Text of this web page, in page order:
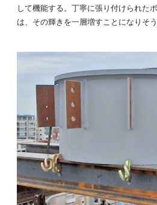
して機能する。丁寧に張り付けられた
は、その輝きを一層増すことになりそう